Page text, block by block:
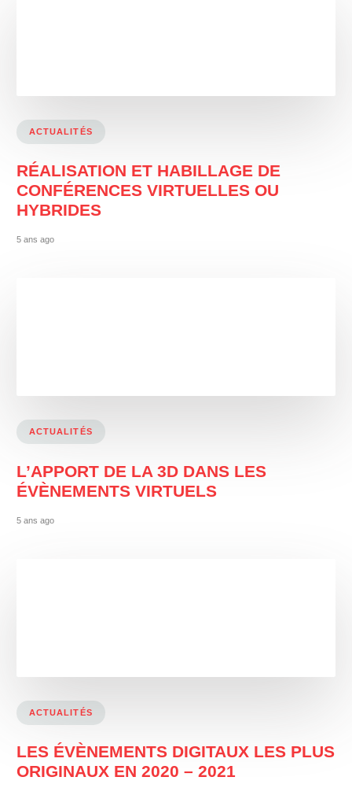
ACTUALITÉS
RÉALISATION ET HABILLAGE DE
CONFÉRENCES VIRTUELLES OU
HYBRIDES
5 ans ago
ACTUALITÉS
L’APPORT DE LA 3D DANS LES
ÉVÈNEMENTS VIRTUELS
5 ans ago
ACTUALITÉS
LES ÉVÈNEMENTS DIGITAUX LES PLUS
ORIGINAUX EN 2020 – 2021